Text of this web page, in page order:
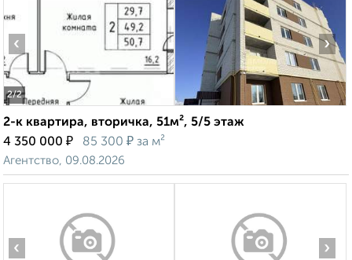
2/2
‹ ›
2-к квартира, вторичка, 51м², 5/5 этаж
4 350 000 ₽ 85 300 ₽ за м²
Агентство, 09.08.2026
‹ ›